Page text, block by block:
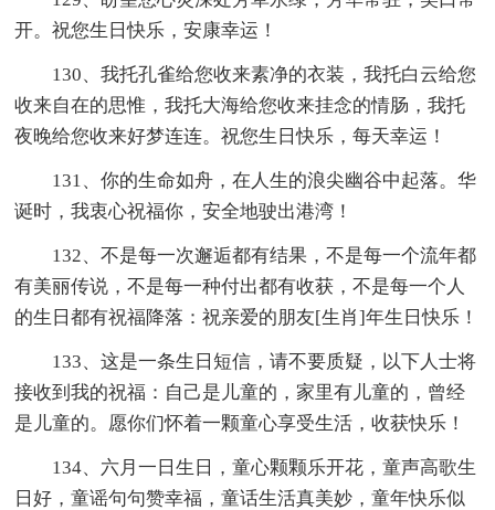
开。祝您生日快乐，安康幸运！
130、我托孔雀给您收来素净的衣装，我托白云给您
收来自在的思惟，我托大海给您收来挂念的情肠，我托
夜晚给您收来好梦连连。祝您生日快乐，每天幸运！
131、你的生命如舟，在人生的浪尖幽谷中起落。华
诞时，我衷心祝福你，安全地驶出港湾！
132、不是每一次邂逅都有结果，不是每一个流年都
有美丽传说，不是每一种付出都有收获，不是每一个人
的生日都有祝福降落：祝亲爱的朋友[生肖]年生日快乐！
133、这是一条生日短信，请不要质疑，以下人士将
接收到我的祝福：自己是儿童的，家里有儿童的，曾经
是儿童的。愿你们怀着一颗童心享受生活，收获快乐！
134、六月一日生日，童心颗颗乐开花，童声高歌生
日好，童谣句句赞幸福，童话生活真美妙，童年快乐似